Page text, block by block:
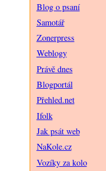
Blog o psaní
Samotář
Zonerpress
Weblogy
Právě dnes
Blogportál
Přehled.net
Ifolk
Jak psát web
NaKole.cz
Vozíky za kolo